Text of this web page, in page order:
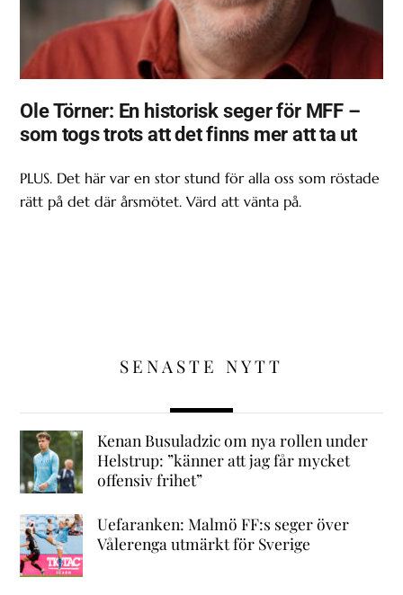
Ole Törner: En historisk seger för MFF –
som togs trots att det finns mer att ta ut
PLUS. Det här var en stor stund för alla oss som röstade
rätt på det där årsmötet. Värd att vänta på.
SENASTE NYTT
Kenan Busuladzic om nya rollen under
Helstrup: ”känner att jag får mycket
offensiv frihet”
Uefaranken: Malmö FF:s seger över
Vålerenga utmärkt för Sverige